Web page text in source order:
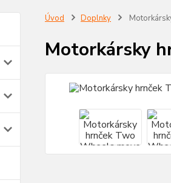
Úvod Doplnky
Motorkársky